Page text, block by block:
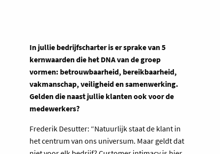
In jullie bedrijfscharter is er sprake van 5
kernwaarden die het DNA van de groep
vormen: betrouwbaarheid, bereikbaarheid,
vakmanschap, veiligheid en samenwerking.
Gelden die naast jullie klanten ook voor de
medewerkers?
Frederik Desutter: “Natuurlijk staat de klant in
het centrum van ons universum. Maar geldt dat